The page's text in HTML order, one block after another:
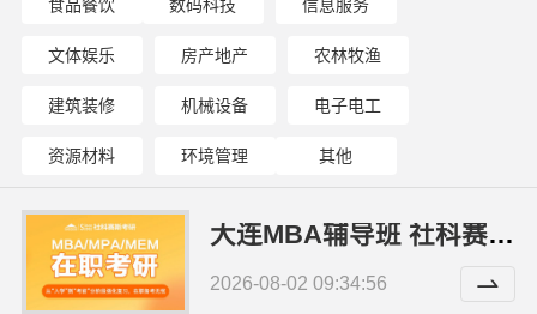
食品餐饮 数码科技 信息服务
文体娱乐 房产地产 农林牧渔
建筑装修 机械设备 电子电工
资源材料 环境管理 其他
大连MBA辅导班 社科赛斯考研服务人才伴您成长
2026-08-02 09:34:56